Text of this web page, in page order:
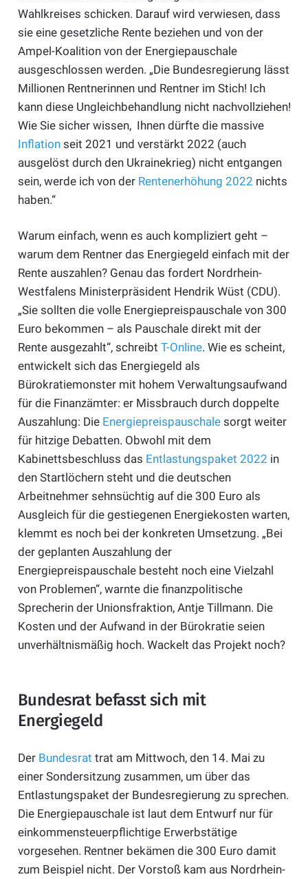
Wahlkreises schicken. Darauf wird verwiesen, dass
sie eine gesetzliche Rente beziehen und von der
Ampel-Koalition von der Energiepauschale
ausgeschlossen werden. „Die Bundesregierung lässt
Millionen Rentnerinnen und Rentner im Stich! Ich
kann diese Ungleichbehandlung nicht nachvollziehen!
Wie Sie sicher wissen, Ihnen dürfte die massive
Inflationseit 2021 und verstärkt 2022 (auch
ausgelöst durch den Ukrainekrieg) nicht entgangen
sein, werde ich von der Rentenerhöhung 2022 nichts
haben.“
Warum einfach, wenn es auch kompliziert geht –
warum dem Rentner das Energiegeld einfach mit der
Rente auszahlen? Genau das fordert Nordrhein-
Westfalens Ministerpräsident Hendrik Wüst (CDU).
„Sie sollten die volle Energiepreispauschale von 300
Euro bekommen – als Pauschale direkt mit der
Rente ausgezahlt“, schreibt T-Online. Wie es scheint,
entwickelt sich das Energiegeld als
Bürokratiemonster mit hohem Verwaltungsaufwand
für die Finanzämter: er Missbrauch durch doppelte
Auszahlung: Die Energiepreispauschalesorgt weiter
für hitzige Debatten. Obwohl mit dem
Kabinettsbeschluss das Entlastungspaket 2022 in
den Startlöchern steht und die deutschen
Arbeitnehmer sehnsüchtig auf die 300 Euro als
Ausgleich für die gestiegenen Energiekosten warten,
klemmt es noch bei der konkreten Umsetzung. „Bei
der geplanten Auszahlung der
Energiepreispauschale besteht noch eine Vielzahl
von Problemen“, warnte die finanzpolitische
Sprecherin der Unionsfraktion, Antje Tillmann. Die
Kosten und der Aufwand in der Bürokratie seien
unverhältnismäßig hoch. Wackelt das Projekt noch?
Bundesrat befasst sich mit
Energiegeld
Der Bundesrat trat am Mittwoch, den 14. Mai zu
einer Sondersitzung zusammen, um über das
Entlastungspaket der Bundesregierung zu sprechen.
Die Energiepauschale ist laut dem Entwurf nur für
einkommensteuerpflichtige Erwerbstätige
vorgesehen. Rentner bekämen die 300 Euro damit
zum Beispiel nicht. Der Vorstoß kam aus Nordrhein-